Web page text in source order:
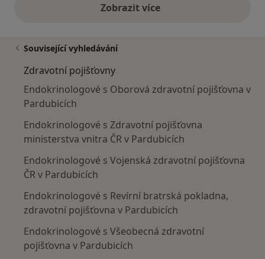
Zobrazit vícevýše uvedené názory
Související vyhledávání
Zdravotní pojišťovny
Endokrinologové s Oborová zdravotní pojišťovna v
Pardubicích
Endokrinologové s Zdravotní pojišťovna
ministerstva vnitra ČR v Pardubicích
Endokrinologové s Vojenská zdravotní pojišťovna
ČR v Pardubicích
Endokrinologové s Revírní bratrská pokladna,
zdravotní pojišťovna v Pardubicích
Endokrinologové s Všeobecná zdravotní
pojišťovna v Pardubicích